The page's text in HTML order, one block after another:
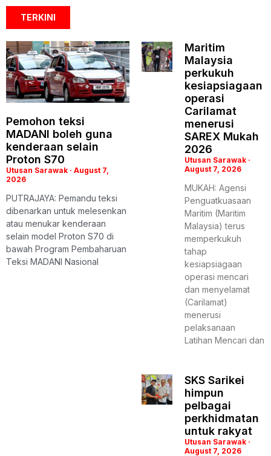
TERKINI
Pemohon teksi
MADANI boleh guna
kenderaan selain
Proton S70
Utusan Sarawak
August 7,
2026
PUTRAJAYA: Pemandu teksi
dibenarkan untuk melesenkan
atau menukar kenderaan
selain model Proton S70 di
bawah Program Pembaharuan
Teksi MADANI Nasional
Maritim
Malaysia
perkukuh
kesiapsiagaan
operasi
Carilamat
menerusi
SAREX Mukah
2026
Utusan Sarawak
August 7, 2026
MUKAH: Agensi
Penguatkuasaan
Maritim (Maritim
Malaysia) terus
memperkukuh
tahap
kesiapsiagaan
operasi mencari
dan menyelamat
(Carilamat)
menerusi
pelaksanaan
Latihan Mencari dan
SKS Sarikei
himpun
pelbagai
perkhidmatan
untuk rakyat
Utusan Sarawak
August 7, 2026